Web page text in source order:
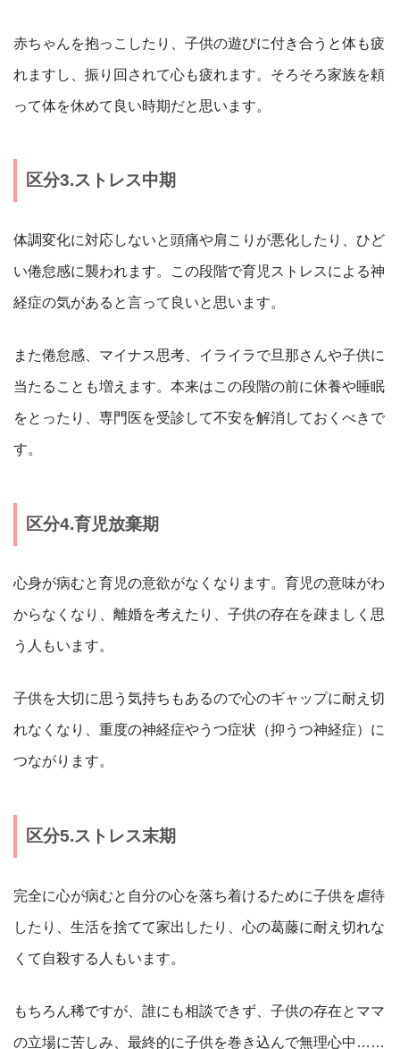
赤ちゃんを抱っこしたり、子供の遊びに付き合うと体も疲
れますし、振り回されて心も疲れます。そろそろ家族を頼
って体を休めて良い時期だと思います。
区分3.ストレス中期
体調変化に対応しないと頭痛や肩こりが悪化したり、ひど
い倦怠感に襲われます。この段階で育児ストレスによる神
経症の気があると言って良いと思います。
また倦怠感、マイナス思考、イライラで旦那さんや子供に
当たることも増えます。本来はこの段階の前に休養や睡眠
をとったり、専門医を受診して不安を解消しておくべきで
す。
区分4.育児放棄期
心身が病むと育児の意欲がなくなります。育児の意味がわ
からなくなり、離婚を考えたり、子供の存在を疎ましく思
う人もいます。
子供を大切に思う気持ちもあるので心のギャップに耐え切
れなくなり、重度の神経症やうつ症状（抑うつ神経症）に
つながります。
区分5.ストレス末期
完全に心が病むと自分の心を落ち着けるために子供を虐待
したり、生活を捨てて家出したり、心の葛藤に耐え切れな
くて自殺する人もいます。
もちろん稀ですが、誰にも相談できず、子供の存在とママ
の立場に苦しみ、最終的に子供を巻き込んで無理心中……